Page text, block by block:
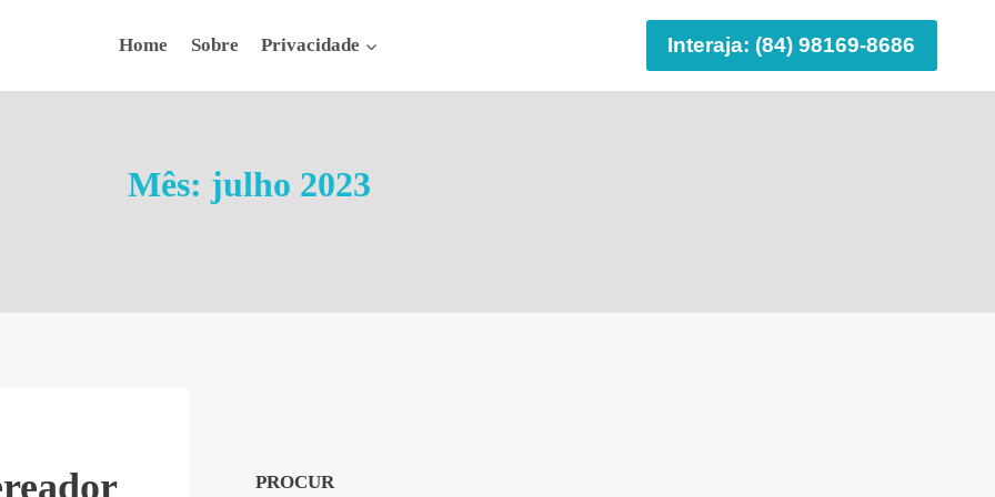
Home Sobre Privacidade Interaja: (84) 98169-8686
Mês: julho 2023
PROCUR